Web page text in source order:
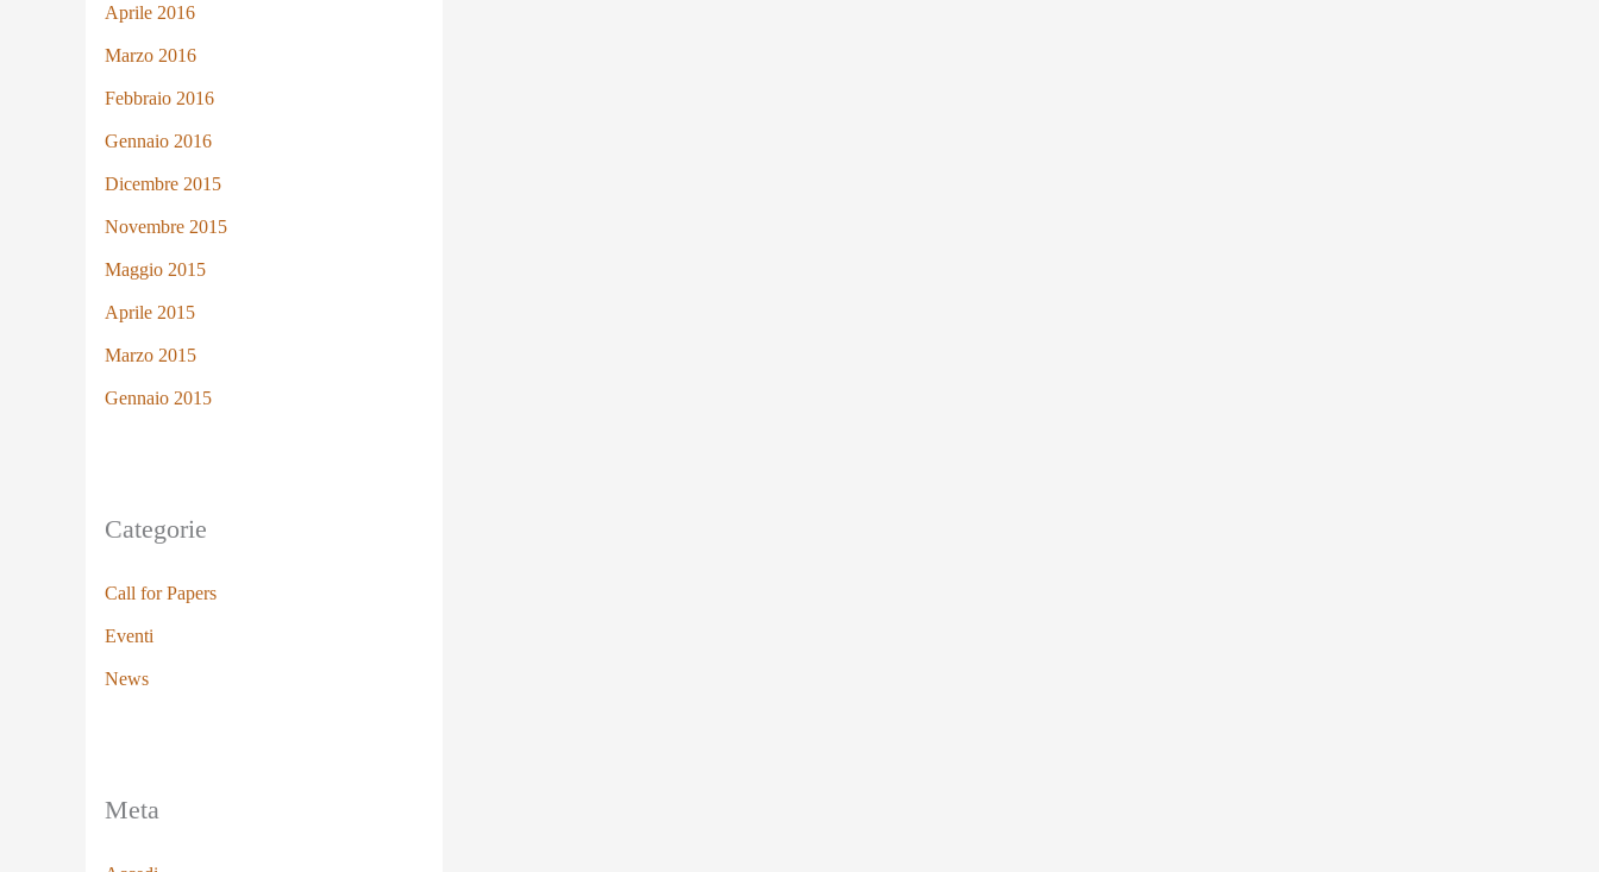
Aprile 2016
Marzo 2016
Febbraio 2016
Gennaio 2016
Dicembre 2015
Novembre 2015
Maggio 2015
Aprile 2015
Marzo 2015
Gennaio 2015
Categorie
Call for Papers
Eventi
News
Meta